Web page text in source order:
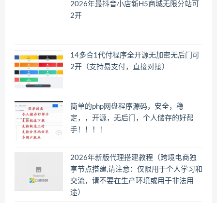
2026年最抖音小店新H5商城无限分站可
2开
14多合1代付程序全开源无加密无后门可
2开（支持易支付，直接对接）
简单的php网盘程序源码，安全，稳
定，，开源，无后门，个人储存的好帮
手！！！！
2026年新版代理搭建教程（跨境电商独
享节点搭建,请注意：仅限用于个人学习和
交流，请不要在生产环境或用于非法用
途）